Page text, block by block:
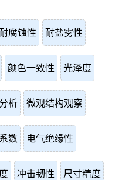
耐腐蚀性 耐盐雾性
颜色一致性 光泽度
析 微观结构观察
数 电气绝缘性
冲击韧性 尺寸精度